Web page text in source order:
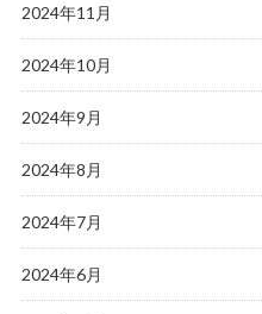
2024年11月
2024年10月
2024年9月
2024年8月
2024年7月
2024年6月